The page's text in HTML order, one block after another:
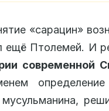
«сарацин»
ещё Птолемей. И
современной